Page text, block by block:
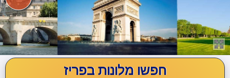
חפשו מלונות בפריז